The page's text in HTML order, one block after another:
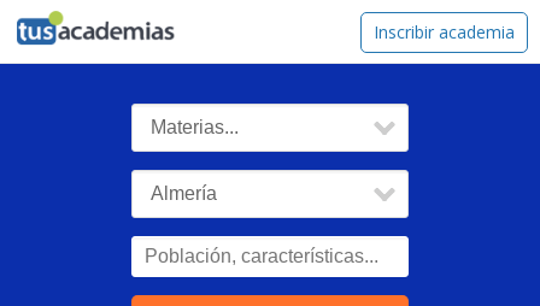
tusacademias Inscribir academia